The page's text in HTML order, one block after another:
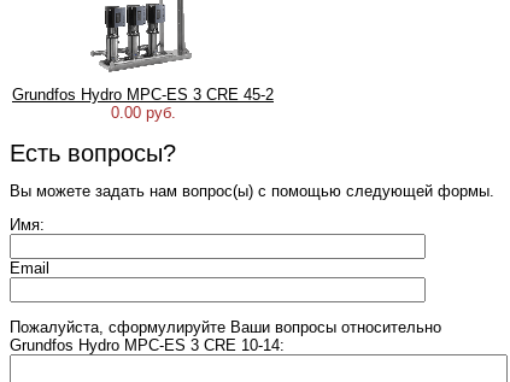
Grundfos Hydro MPC-ES 3 CRE 45-2
0.00 руб.
Есть вопросы?
Вы можете задать нам вопрос(ы) с помощью следующей формы.
Имя:
Email
Пожалуйста, сформулируйте Ваши вопросы относительно
Grundfos Hydro MPC-ES 3 CRE 10-14: